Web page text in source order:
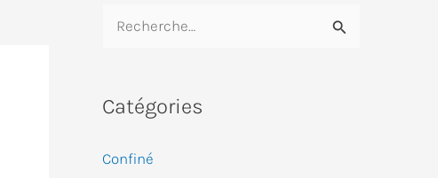
h
r
Catégories
Confiné